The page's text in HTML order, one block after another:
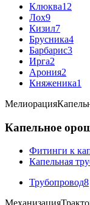
Клюква12
Лох9
Кизил7
Брусника4
Барбарис3
Ирга2
Арония2
Княженика1
Мелиорация
Капельное
Фитинги к
Капельная
Трубопровод8